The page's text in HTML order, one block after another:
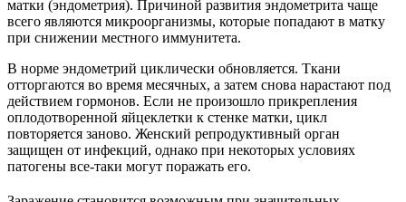
матки (эндометрия). Причиной развития эндометрита чаще
всего являются микроорганизмы, которые попадают в матку
при снижении местного иммунитета.
В норме эндометрий циклически обновляется. Ткани
отторгаются во время месячных, а затем снова нарастают под
действием гормонов. Если не произошло прикрепления
оплодотворенной яйцеклетки к стенке матки, цикл
повторяется заново. Женский репродуктивный орган
защищен от инфекций, однако при некоторых условиях
патогены все-таки могут поражать его.